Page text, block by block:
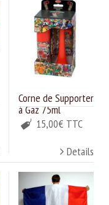
Corne de Supporter
à Gaz 75ml
15,00€ TTC
Details